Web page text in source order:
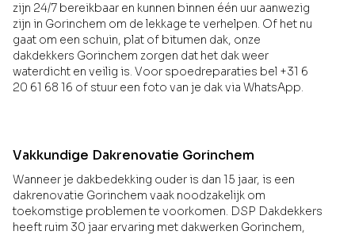
zijn 24/7 bereikbaar en kunnen binnen één uur aanwezig
zijn in Gorinchem om de lekkage te verhelpen. Of het nu
gaat om een schuin, plat of bitumen dak, onze
dakdekkers Gorinchem zorgen dat het dak weer
waterdicht en veilig is. Voor spoedreparaties bel +31 6
20 61 68 16 of stuur een foto van je dak via WhatsApp.
Vakkundige Dakrenovatie Gorinchem
Wanneer je dakbedekking ouder is dan 15 jaar, is een
dakrenovatie Gorinchem vaak noodzakelijk om
toekomstige problemen te voorkomen. DSP Dakdekkers
heeft ruim 30 jaar ervaring met dakwerken Gorinchem,